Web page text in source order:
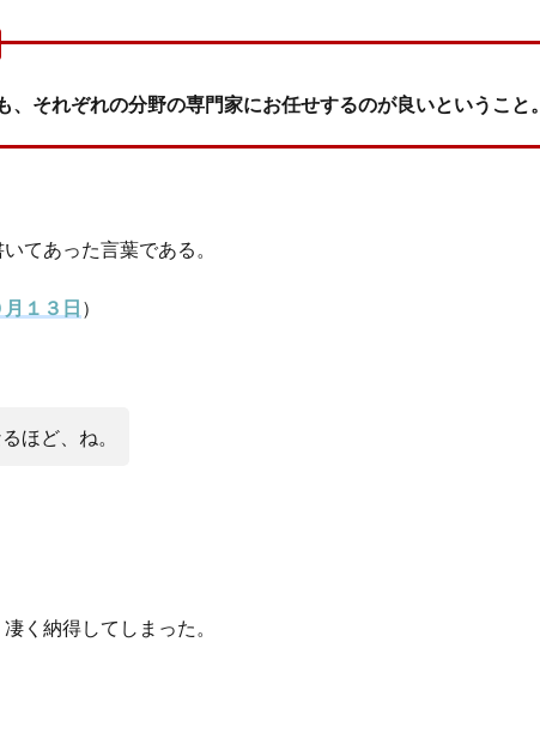
、それぞれの分野の専門家にお任せするのが良いということ。
てあった言葉である。
１３日 ）
ほど、ね。
く納得してしまった。